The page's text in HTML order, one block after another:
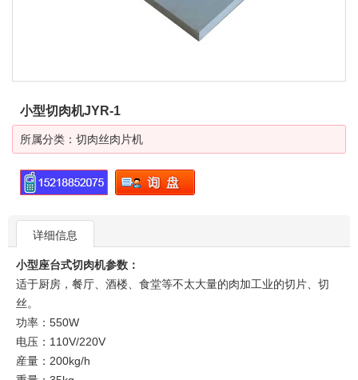
小型切肉机JYR-1
所属分类： 切肉丝肉片机
详细信息
小型座台式切肉机参数：
适于厨房，餐厅、酒楼、食堂等不太大量的肉加工业的切片、切
丝。
功率：550W
电压：110V/220V
産量：200kg/h